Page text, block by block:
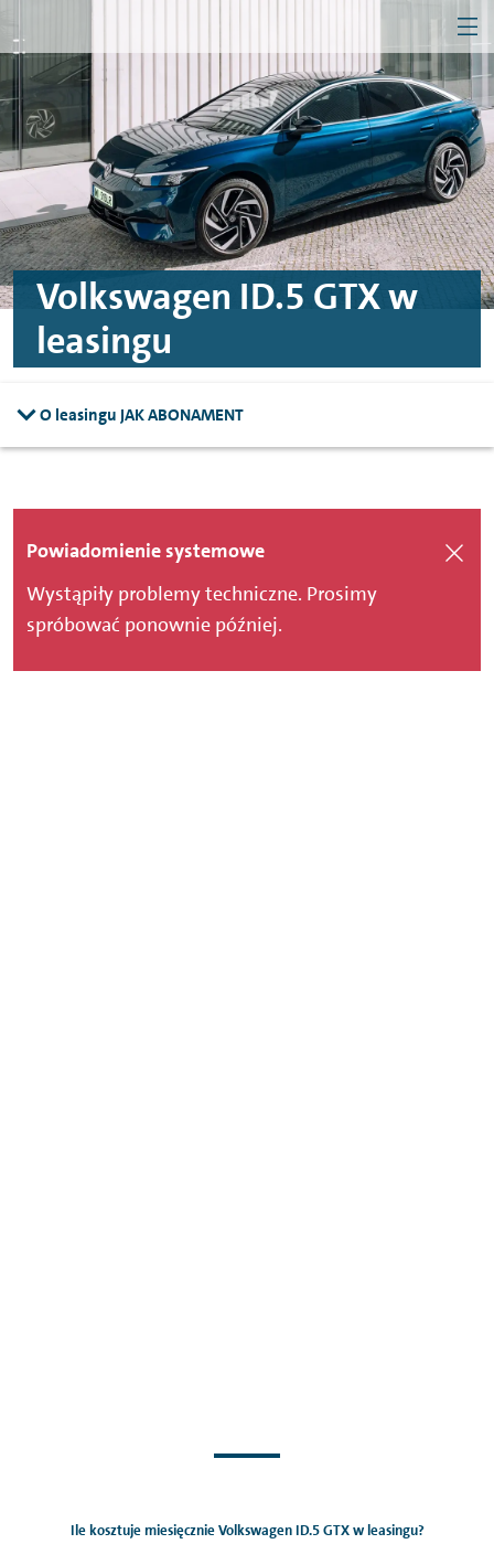
Przejdź do treści
Przejdź do konfiguratora
Przejdź do stopki
Firma
Klient indywidualny
Volkswagen ID.5 GTX w
leasingu
O leasingu JAK ABONAMENT
Powiadomienie systemowe
Wystąpiły problemy techniczne. Prosimy
spróbować ponownie później.
Ile kosztuje miesięcznie Volkswagen ID.5 GTX w leasingu?